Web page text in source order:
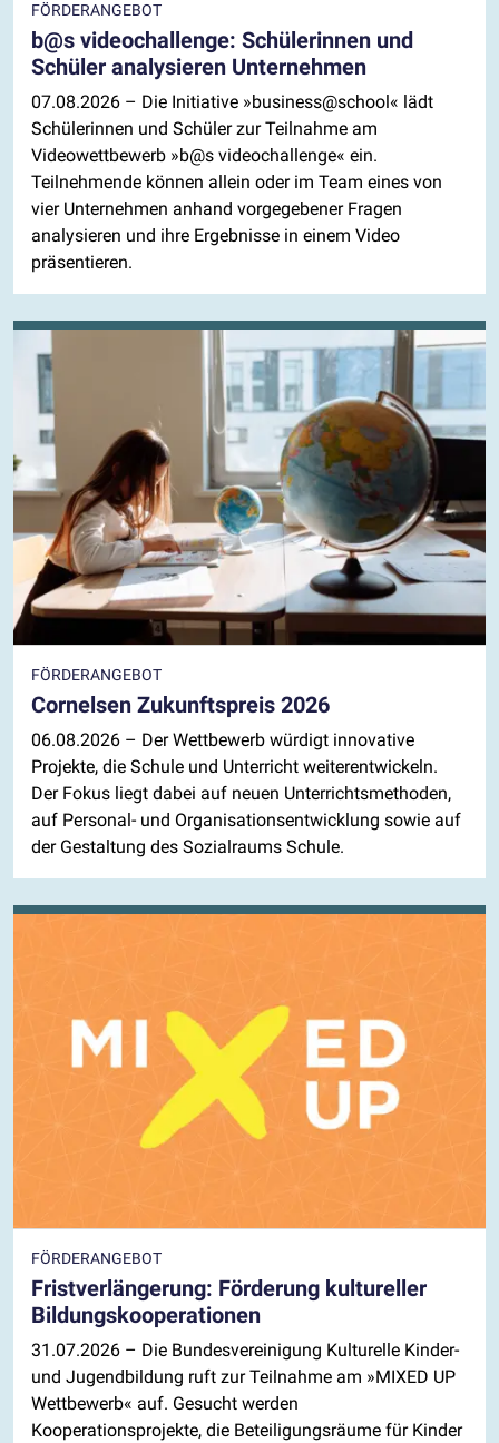
FÖRDERANGEBOT
b@s videochallenge: Schülerinnen und
Schüler analysieren Unternehmen
07.08.2026 – Die Initiative »business@school« lädt
Schülerinnen und Schüler zur Teilnahme am
Videowettbewerb »b@s videochallenge« ein.
Teilnehmende können allein oder im Team eines von
vier Unternehmen anhand vorgegebener Fragen
analysieren und ihre Ergebnisse in einem Video
präsentieren.
FÖRDERANGEBOT
Cornelsen Zukunftspreis 2026
06.08.2026 – Der Wettbewerb würdigt innovative
Projekte, die Schule und Unterricht weiterentwickeln.
Der Fokus liegt dabei auf neuen Unterrichtsmethoden,
auf Personal- und Organisationsentwicklung sowie auf
der Gestaltung des Sozialraums Schule.
FÖRDERANGEBOT
Fristverlängerung: Förderung kultureller
Bildungskooperationen
31.07.2026 – Die Bundesvereinigung Kulturelle Kinder-
und Jugendbildung ruft zur Teilnahme am »MIXED UP
Wettbewerb« auf. Gesucht werden
Kooperationsprojekte, die Beteiligungsräume für Kinder